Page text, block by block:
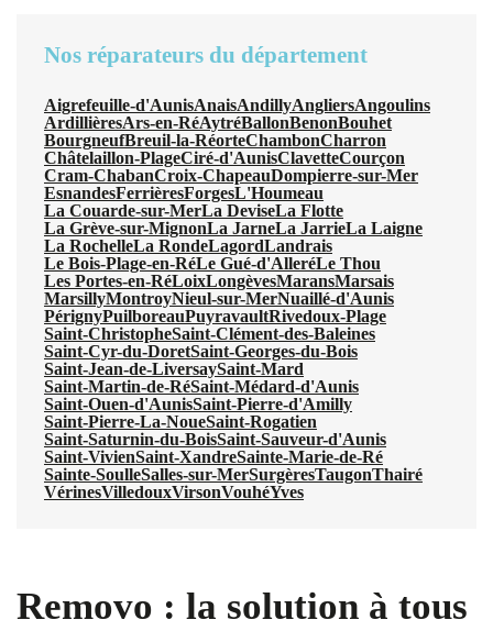
Nos réparateurs du département
Aigrefeuille-d'AunisAnaisAndillyAngliersAngoulins
ArdillièresArs-en-RéAytréBallonBenonBouhet
BourgneufBreuil-la-RéorteChambonCharron
Châtelaillon-PlageCiré-d'AunisClavetteCourçon
Cram-ChabanCroix-ChapeauDompierre-sur-Mer
EsnandesFerrièresForgesL'Houmeau
La Couarde-sur-MerLa DeviseLa Flotte
La Grève-sur-MignonLa JarneLa JarrieLa Laigne
La RochelleLa RondeLagordLandrais
Le Bois-Plage-en-RéLe Gué-d'AlleréLe Thou
Les Portes-en-RéLoixLongèvesMaransMarsais
MarsillyMontroyNieul-sur-MerNuaillé-d'Aunis
PérignyPuilboreauPuyravaultRivedoux-Plage
Saint-ChristopheSaint-Clément-des-Baleines
Saint-Cyr-du-DoretSaint-Georges-du-Bois
Saint-Jean-de-LiversaySaint-Mard
Saint-Martin-de-RéSaint-Médard-d'Aunis
Saint-Ouen-d'AunisSaint-Pierre-d'Amilly
Saint-Pierre-La-NoueSaint-Rogatien
Saint-Saturnin-du-BoisSaint-Sauveur-d'Aunis
Saint-VivienSaint-XandreSainte-Marie-de-Ré
Sainte-SoulleSalles-sur-MerSurgèresTaugonThairé
VérinesVilledouxVirsonVouhéYves
Removo : la solution à tous